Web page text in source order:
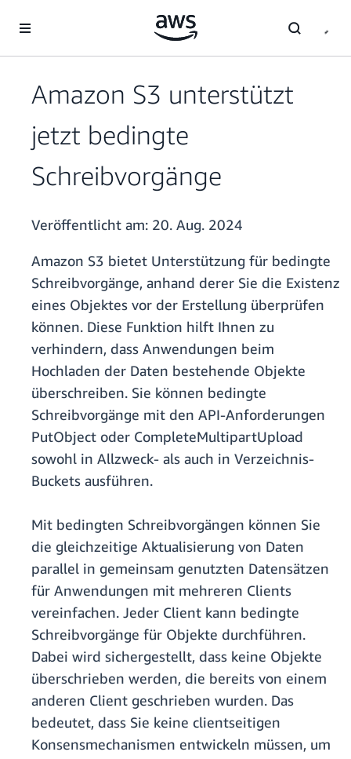
Überspringen zum Hauptinhalt
Amazon S3 unterstützt
jetzt bedingte
Schreibvorgänge
Veröffentlicht am: 20. Aug. 2024
Amazon S3 bietet Unterstützung für bedingte
Schreibvorgänge, anhand derer Sie die Existenz
eines Objektes vor der Erstellung überprüfen
können. Diese Funktion hilft Ihnen zu
verhindern, dass Anwendungen beim
Hochladen der Daten bestehende Objekte
überschreiben. Sie können bedingte
Schreibvorgänge mit den API-Anforderungen
PutObject oder CompleteMultipartUpload
sowohl in Allzweck- als auch in Verzeichnis-
Buckets ausführen.
Mit bedingten Schreibvorgängen können Sie
die gleichzeitige Aktualisierung von Daten
parallel in gemeinsam genutzten Datensätzen
für Anwendungen mit mehreren Clients
vereinfachen. Jeder Client kann bedingte
Schreibvorgänge für Objekte durchführen.
Dabei wird sichergestellt, dass keine Objekte
überschrieben werden, die bereits von einem
anderen Client geschrieben wurden. Das
bedeutet, dass Sie keine clientseitigen
Konsensmechanismen entwickeln müssen, um